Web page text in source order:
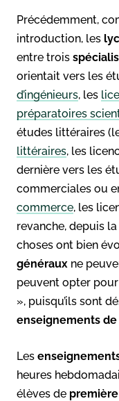
Précédemment,
introduction, les
entre trois
orientait vers les
d’ingénieurs, les
préparatoires
études littéraires
littéraires, les
dernière vers les
commerciales ou
commerce, les
revanche, depuis la
choses ont bien
généraux ne
peuvent opter
», puisqu’ils sont
enseignements
Les
heures
élèves de première